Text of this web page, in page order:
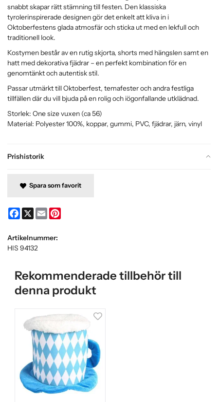
Prishistorik
snabbt skapar rätt stämning till festen. Den klassiska
tyrolerinspirerade designen gör det enkelt att kliva in i
Oktoberfestens glada atmosfär och sticka ut med en lekfull och
traditionell look.
Kostymen består av en rutig skjorta, shorts med hängslen samt en
hatt med dekorativa fjädrar – en perfekt kombination för en
genomtänkt och autentisk stil.
Passar utmärkt till Oktoberfest, temafester och andra festliga
tillfällen där du vill bjuda på en rolig och iögonfallande utklädnad.
Storlek: One size vuxen (ca 56)
Material: Polyester 100%, koppar, gummi, PVC, fjädrar, järn, vinyl
Spara som favorit
Facebook
X Email
Artikelnummer:
HIS 94132
Rekommenderade tillbehör till
denna produkt